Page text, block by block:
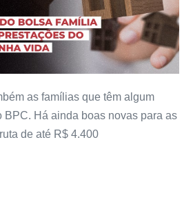
as famílias que têm algum
BPC. Há ainda boas novas para as
de até R$ 4.400